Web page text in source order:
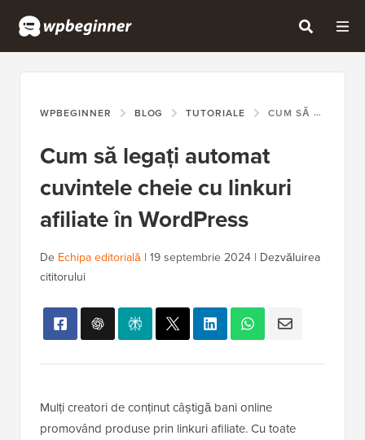
WPBEGINNER BLOG TUTORIALE CUM SĂ LEGAȚI AUTOMAT CUVINTELE CHEIE CU LINKURI AFILIATE ÎN WORDPRESS
Cum să legați automat
cuvintele cheie cu linkuri
afiliate în WordPress
De Echipa editorială | 19 septembrie 2024 | Dezvăluirea
cititorului
Mulți creatori de conținut câștigă bani online
promovând produse prin linkuri afiliate. Cu toate